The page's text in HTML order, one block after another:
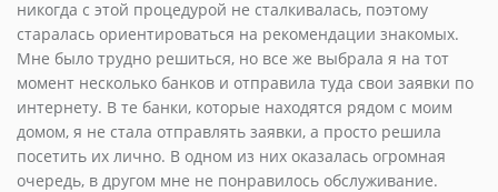
никогда с этой процедурой не сталкивалась, поэтому
старалась ориентироваться на рекомендации знакомых.
Мне было трудно решиться, но все же выбрала я на тот
момент несколько банков и отправила туда свои заявки по
интернету. В те банки, которые находятся рядом с моим
домом, я не стала отправлять заявки, а просто решила
посетить их лично. В одном из них оказалась огромная
очередь, в другом мне не понравилось обслуживание.